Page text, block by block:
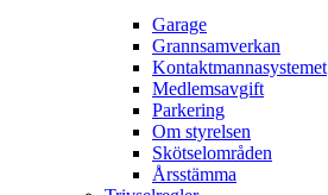
Garage
Grannsamverkan
Kontaktmannasystemet
Medlemsavgift
Parkering
Om styrelsen
Skötselområden
Årsstämma